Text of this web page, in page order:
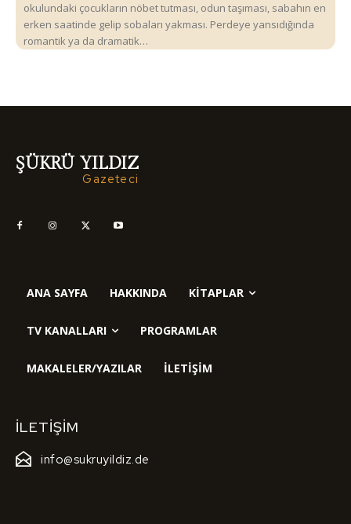
okulundaki çocukların nöbet tutması, odun taşıması, sabahın en
erken saatinde gelip sobaları yakması. Perdeye yansıdığında
romantik ya da dramatik…
ŞÜKRÜ YILDIZ
Gazeteci
ANA SAYFA HAKKINDA KITAPLAR
TV KANALLARI PROGRAMLAR
MAKALELER/YAZILAR İLETIŞIM
İLETIŞIM
info@sukruyildiz.de